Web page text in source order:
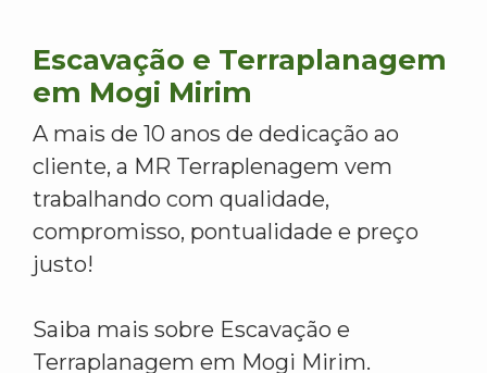
Escavação e Terraplanagem
em Mogi Mirim
A mais de 10 anos de dedicação ao
cliente, a MR Terraplenagem vem
trabalhando com qualidade,
compromisso, pontualidade e preço
justo!
Saiba mais sobre Escavação e
Terraplanagem em Mogi Mirim.